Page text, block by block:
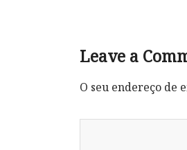
Leave a
O seu endereço de